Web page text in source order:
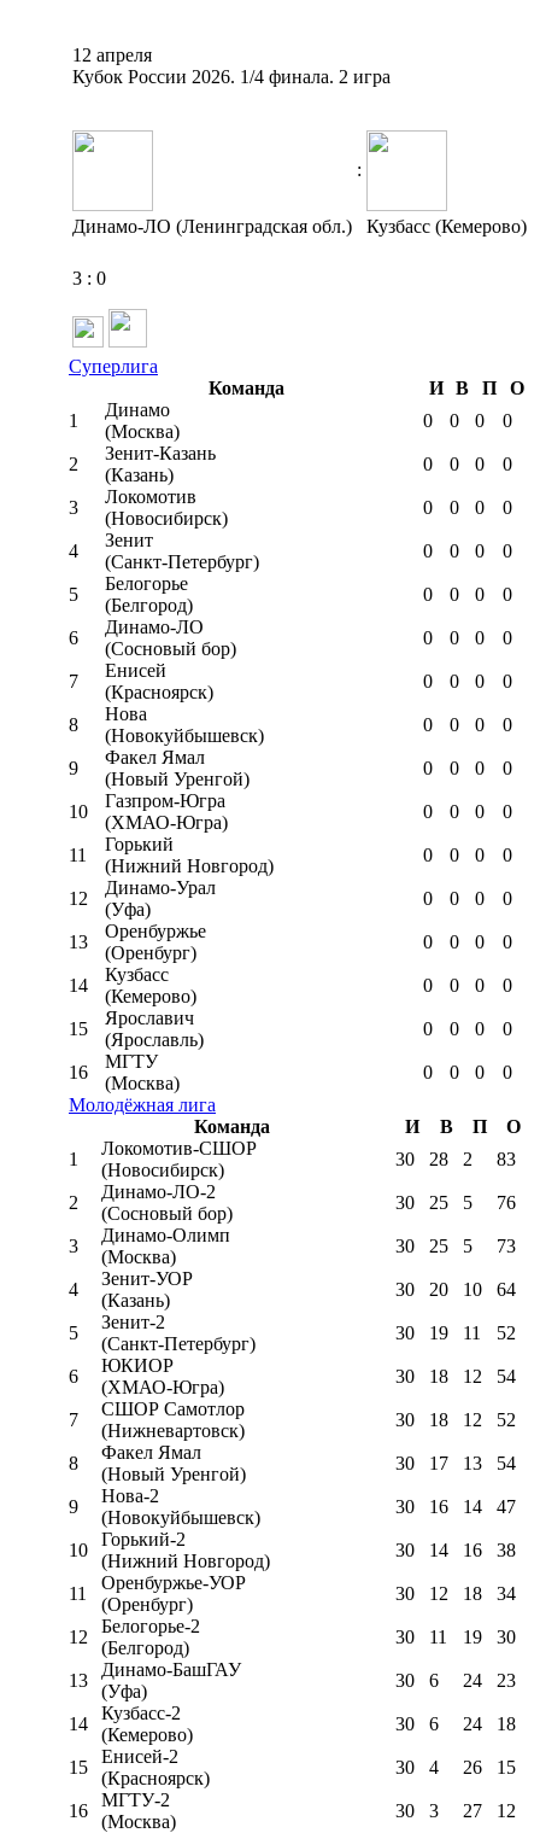
12 апреля
Кубок России 2026. 1/4 финала. 2 игра
:
Динамо-ЛО (Ленинградская обл.) Кузбасс (Кемерово)
3 : 0
Суперлига
Команда
И В П
О
1
Динамо
(Москва)
0 0 0 0
2
Зенит-Казань
(Казань)
0 0 0 0
3
Локомотив
(Новосибирск)
0 0 0 0
4
Зенит
(Санкт-Петербург)
0 0 0 0
5
Белогорье
(Белгород)
0 0 0 0
6
Динамо-ЛО
(Сосновый бор)
0 0 0 0
7
Енисей
(Красноярск)
0 0 0 0
8
Нова
(Новокуйбышевск)
0 0 0 0
9
Факел Ямал
(Новый Уренгой)
0 0 0 0
10
Газпром-Югра
(ХМАО-Югра)
0 0 0 0
11
Горький
(Нижний Новгород)
0 0 0 0
12
Динамо-Урал
(Уфа)
0 0 0 0
13
Оренбуржье
(Оренбург)
0 0 0 0
14
Кузбасс
(Кемерово)
0 0 0 0
15
Ярославич
(Ярославль)
0 0 0 0
16
МГТУ
(Москва)
0 0 0
0
Молодёжная лига
Команда
И В П
О
1
Локомотив-CШОР
(Новосибирск)
30 28 2 83
2
Динамо-ЛО-2
(Сосновый бор)
30 25 5 76
3
Динамо-Олимп
(Москва)
30 25 5 73
4
Зенит-УОР
(Казань)
30 20 10 64
5
Зенит-2
(Санкт-Петербург)
30 19 11 52
6
ЮКИОР
(ХМАО-Югра)
30 18 12 54
7
СШОР Самотлор
(Нижневартовск)
30 18 12 52
8
Факел Ямал
(Новый Уренгой)
30 17 13 54
9
Нова-2
(Новокуйбышевск)
30 16 14 47
10
Горький-2
(Нижний Новгород)
30 14 16 38
11
Оренбуржье-УОР
(Оренбург)
30 12 18 34
12
Белогорье-2
(Белгород)
30 11 19 30
13
Динамо-БашГАУ
(Уфа)
30 6 24 23
14
Кузбасс-2
(Кемерово)
30 6 24 18
15
Енисей-2
(Красноярск)
30 4 26 15
16
МГТУ-2
(Москва)
30 3 27 12